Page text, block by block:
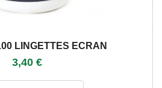
LINGETTES ECRAN
3,40 €